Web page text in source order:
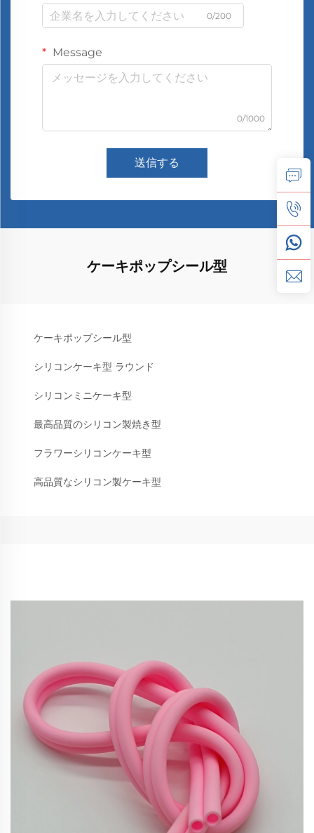
0/200
Message
0/1000
送信する
ケーキポップシール型
ケーキポップシール型
シリコンケーキ型 ラウンド
シリコンミニケーキ型
最高品質のシリコン製焼き型
フラワーシリコンケーキ型
高品質なシリコン製ケーキ型